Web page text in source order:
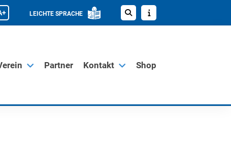
LEICHTE SPRACHE
Partner Kontakt Shop